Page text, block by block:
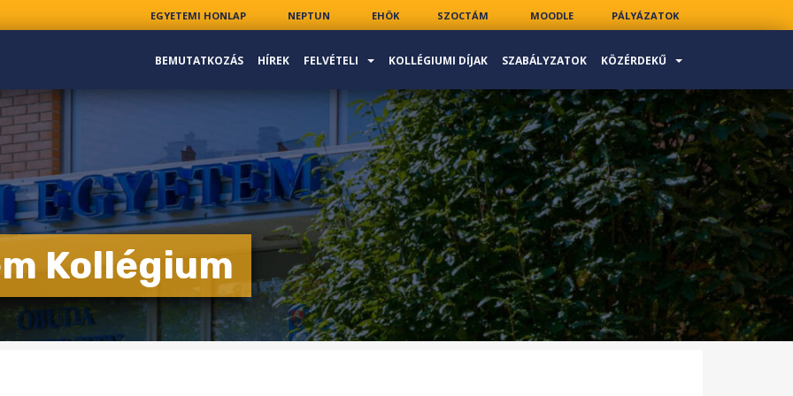
EGYETEMI HONLAP NEPTUN EHÖK SZOCTÁM MOODLE PÁLYÁZATOK
BEMUTATKOZÁS HÍREK FELVÉTELI KOLLÉGIUMI DÍJAK SZABÁLYZATOK KÖZÉRDEKŰ
Kollégium